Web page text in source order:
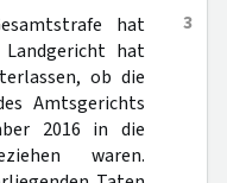
3
hat
hat
ob die
Amtsgerichts
2016 in die
waren.